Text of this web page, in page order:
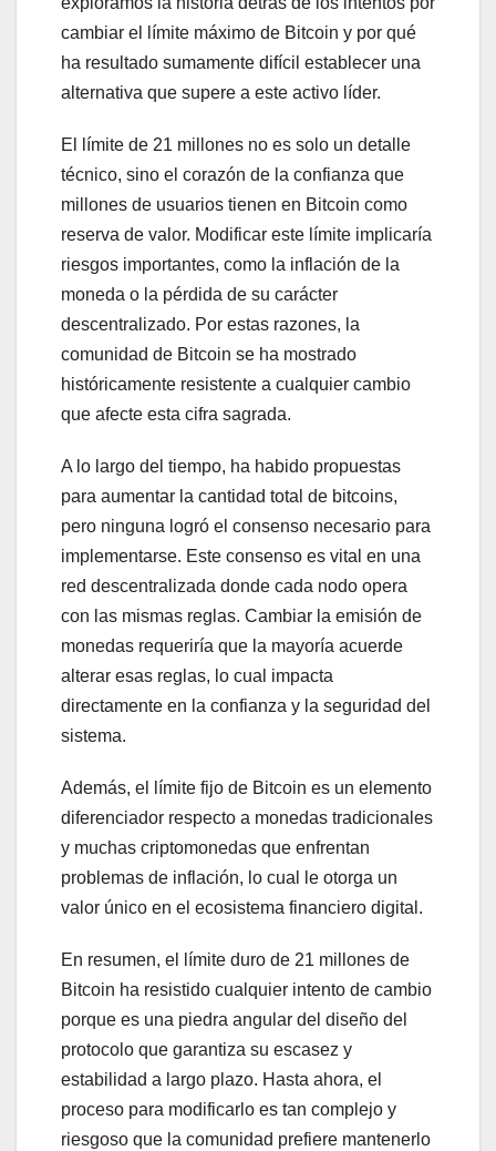
cambiar el límite máximo de Bitcoin y por qué
ha resultado sumamente difícil establecer una
alternativa que supere a este activo líder.
El límite de 21 millones no es solo un detalle
técnico, sino el corazón de la confianza que
millones de usuarios tienen en Bitcoin como
reserva de valor. Modificar este límite implicaría
riesgos importantes, como la inflación de la
moneda o la pérdida de su carácter
descentralizado. Por estas razones, la
comunidad de Bitcoin se ha mostrado
históricamente resistente a cualquier cambio
que afecte esta cifra sagrada.
A lo largo del tiempo, ha habido propuestas
para aumentar la cantidad total de bitcoins,
pero ninguna logró el consenso necesario para
implementarse. Este consenso es vital en una
red descentralizada donde cada nodo opera
con las mismas reglas. Cambiar la emisión de
monedas requeriría que la mayoría acuerde
alterar esas reglas, lo cual impacta
directamente en la confianza y la seguridad del
sistema.
Además, el límite fijo de Bitcoin es un elemento
diferenciador respecto a monedas tradicionales
y muchas criptomonedas que enfrentan
problemas de inflación, lo cual le otorga un
valor único en el ecosistema financiero digital.
En resumen, el límite duro de 21 millones de
Bitcoin ha resistido cualquier intento de cambio
porque es una piedra angular del diseño del
protocolo que garantiza su escasez y
estabilidad a largo plazo. Hasta ahora, el
proceso para modificarlo es tan complejo y
riesgoso que la comunidad prefiere mantenerlo